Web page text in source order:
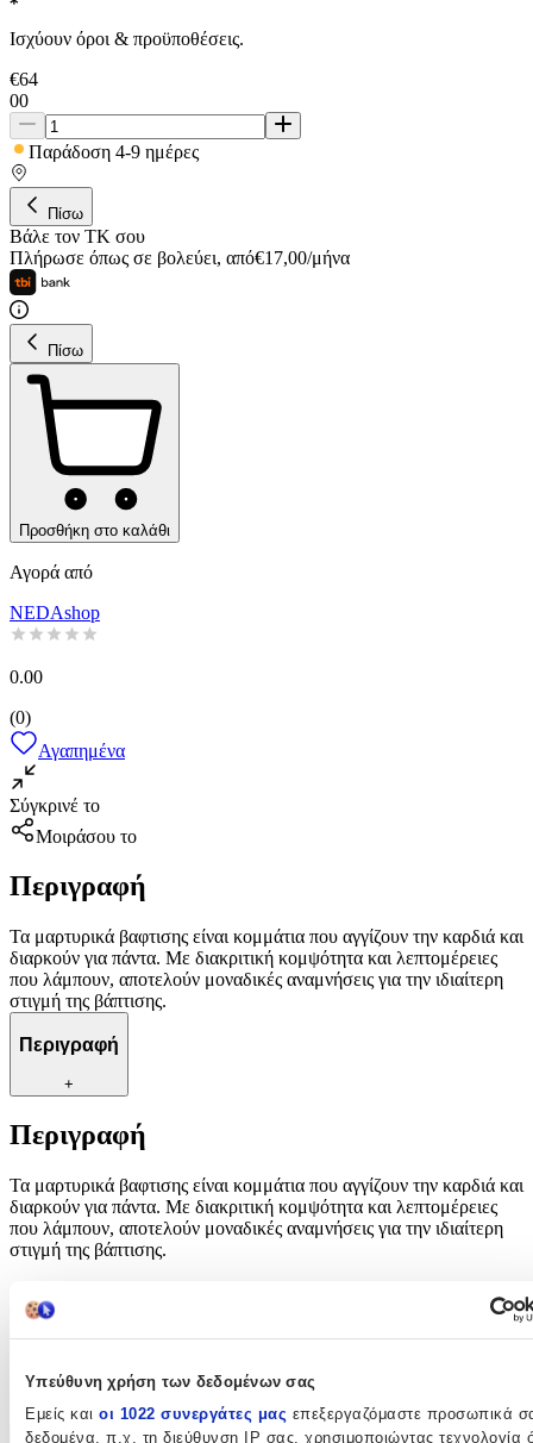
Υπεύθυνη χρήση των δεδομένων σας
Εμείς και οι 1022 συνεργάτες μας επεξεργαζόμαστε προσωπικά
δεδομένα, π.χ. τη διεύθυνση IP σας, χρησιμοποιώντας τεχνολογία
Ισχύουν όροι & προϋποθέσεις.
€64
00
Παράδοση 4-9 ημέρες
Πίσω
Βάλε τον ΤΚ σου
Πλήρωσε όπως σε βολεύει, από€17,00/μήνα
Πίσω
Προσθήκη στο καλάθι
Αγορά από
NEDAshop
0.00
(0)
Αγαπημένα
Σύγκρινέ το
Μοιράσου το
Περιγραφή
Τα μαρτυρικά βαφτισης είναι κομμάτια που αγγίζουν την καρδιά και
διαρκούν για πάντα. Με διακριτική κομψότητα και λεπτομέρειες
που λάμπουν, αποτελούν μοναδικές αναμνήσεις για την ιδιαίτερη
στιγμή της βάπτισης.
Περιγραφή
+
Περιγραφή
Τα μαρτυρικά βαφτισης είναι κομμάτια που αγγίζουν την καρδιά και
διαρκούν για πάντα. Με διακριτική κομψότητα και λεπτομέρειες
που λάμπουν, αποτελούν μοναδικές αναμνήσεις για την ιδιαίτερη
στιγμή της βάπτισης.
Χαρακτηριστικά
OEM